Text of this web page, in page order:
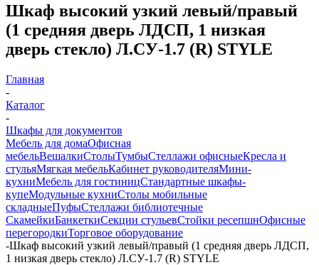
Шкаф высокий узкий левый/правый
(1 средняя дверь ЛДСП, 1 низкая
дверь стекло) Л.СУ-1.7 (R) STYLE
Главная
-
Каталог
-
Шкафы для документов
Мебель для домаОфисная
мебельВешалкиСтолыТумбыСтеллажи офисныеКресла и
стульяМягкая мебельКабинет руководителяМини-
кухниМебель для гостиницСтандартные шкафы-
купеМодульные кухниСтолы мобильные
складныеПуфыСтеллажи библиотечные
СкамейкиБанкеткиСекции стульевСтойки ресепшнОфисные
перегородкиТорговое оборудование
-Шкаф высокий узкий левый/правый (1 средняя дверь ЛДСП,
1 низкая дверь стекло) Л.СУ-1.7 (R) STYLE